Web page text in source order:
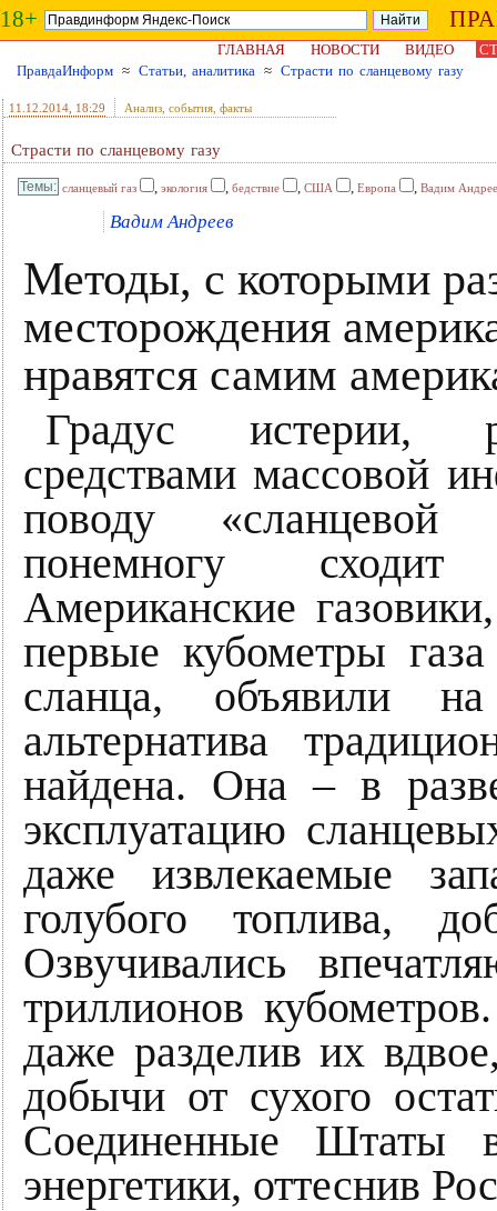
18+
ГЛАВНАЯ НОВОСТИ ВИДЕО
ПравдаИнформ ≈ Статьи, аналитика ≈ Страсти по сланцевому газу
11.12.2014 , 18:29 Анализ, события, факты
Страсти по сланцевому газу
сланцевый газ , экология , бедствие , США , Европа , Вадим
Вадим Андреев
Методы, с которыми
месторождения
нравятся самим
Градус истерии,
средствами массовой
поводу «сланцевой
понемногу
Американские
первые кубометры
сланца, объявили
альтернатива
найдена. Она – в
эксплуатацию
даже извлекаемые
голубого топлива,
Озвучивались
триллионов
даже разделив их
добычи от сухого
Соединенные Штаты
энергетики, оттеснив